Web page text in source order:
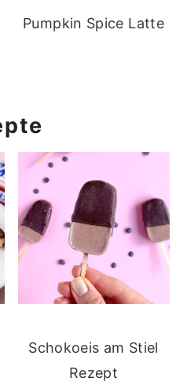
Pumpkin Spice Latte
Schokoeis am Stiel
Rezept